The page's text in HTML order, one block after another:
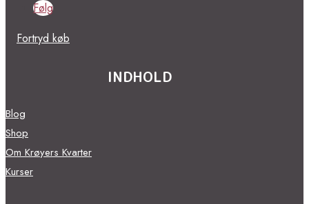
Følg
Fortryd køb
INDHOLD
Blog
Shop
Om Krøyers Kvarter
Kurser